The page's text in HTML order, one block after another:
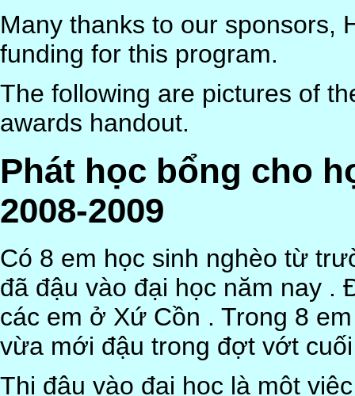
Many thanks to our sponsors,
funding for this program.
The following are pictures of
awards handout.
Phát học bổng cho
2008-2009
Có 8 em học sinh nghèo từ
đã đậu vào đại học năm nay .
các em ở Xứ Cồn . Trong 8
vừa mới đậu trong đợt vớt
Thi đậu vào đại học là một